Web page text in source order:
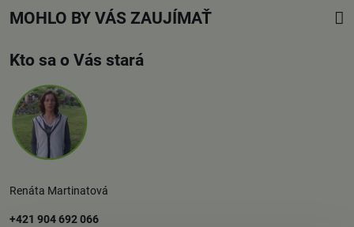
MOHLO BY VÁS ZAUJÍMAŤ
Kto sa o Vás stará
Renáta Martinatová
+421 904 692 066